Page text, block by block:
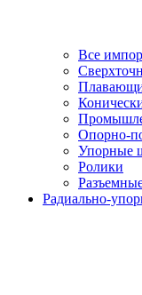
Все
Опорно-
Упорные
Ролики
Радиально-